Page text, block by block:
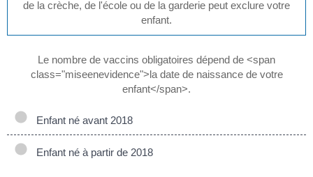
de la crèche, de l'école ou de la garderie peut exclure votre
enfant.
Le nombre de vaccins obligatoires dépend de <span
class="miseenevidence">la date de naissance de votre
enfant</span>.
Enfant né avant 2018
Enfant né à partir de 2018